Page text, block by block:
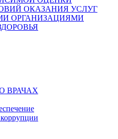
ОКАЗАНИЯ УСЛУГ
ОРГАНИЗАЦИЯМИ
ВРАЧАХ